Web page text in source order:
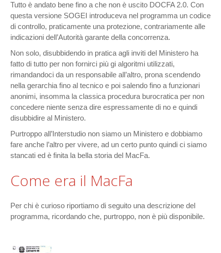
Tutto è andato bene fino a che non è uscito DOCFA 2.0. Con
questa versione SOGEI introduceva nel programma un codice
di controllo, praticamente una protezione, contrariamente alle
indicazioni dell’Autorità garante della concorrenza.
Non solo, disubbidendo in pratica agli inviti del Ministero ha
fatto di tutto per non fornirci più gi algoritmi utilizzati,
rimandandoci da un responsabile all’altro, prona scendendo
nella gerarchia fino al tecnico e poi salendo fino a funzionari
anonimi, insomma la classica procedura burocratica per non
concedere niente senza dire espressamente di no e quindi
disubbidire al Ministero.
Purtroppo all’Interstudio non siamo un Ministero e dobbiamo
fare anche l’altro per vivere, ad un certo punto quindi ci siamo
stancati ed è finita la bella storia del MacFa.
Come era il MacFa
Per chi è curioso riportiamo di seguito una descrizione del
programma, ricordando che, purtroppo, non è più disponibile.